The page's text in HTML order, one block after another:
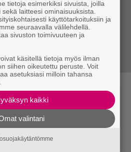
asussa
saapui
tietoja esimerkiksi sivuista, joilla
laitteesi ominaisuuksista.
käyttötarkoituksiin ja
seuraavalla välilehdellä.
sivuston toimivuuteen ja
käsitellä tietoja myös ilman
siihen oikeutettu peruste. Voit
asetuksiasi milloin tahansa
kaikki
valintani